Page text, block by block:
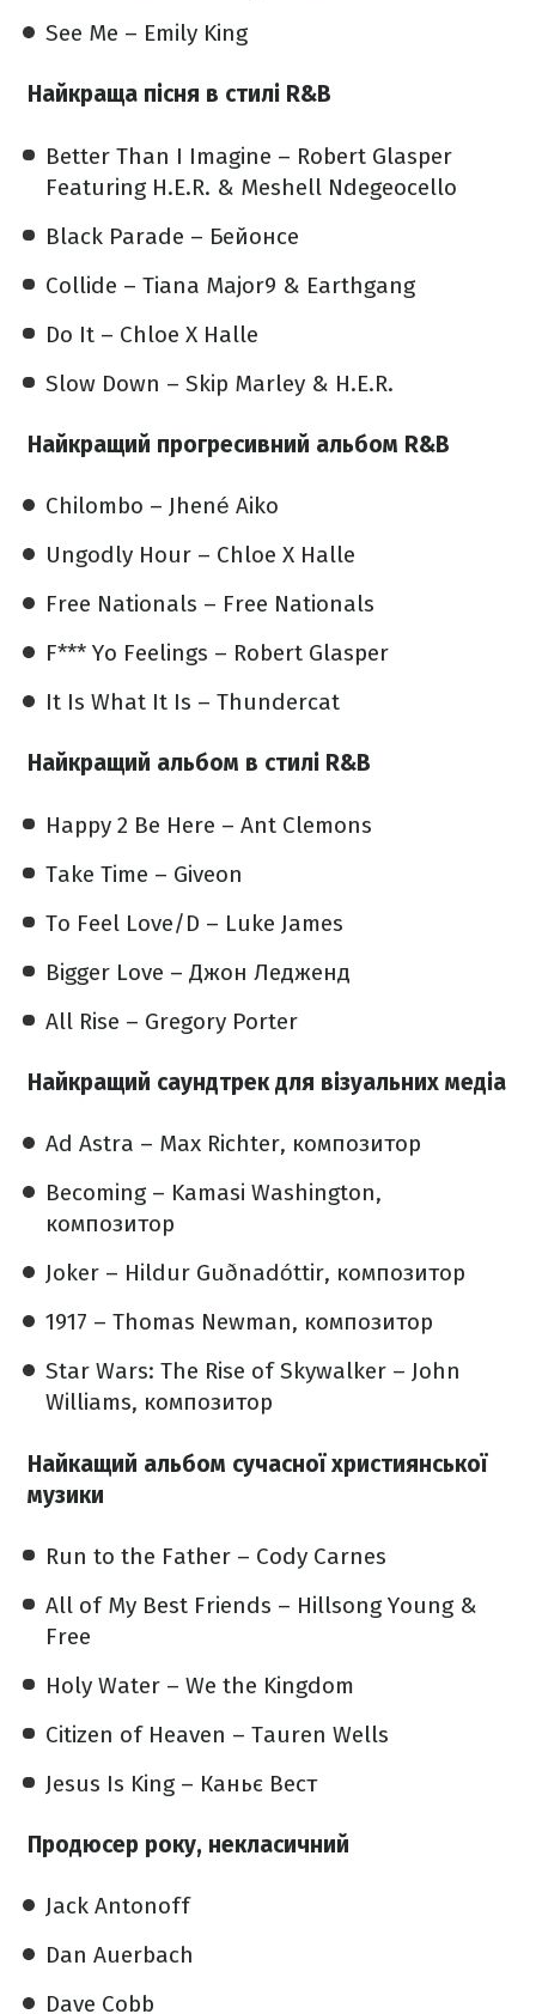
See Me – Emily King
Найкраща пісня в стилі R&B
Better Than I Imagine – Robert Glasper
Featuring H.E.R. & Meshell Ndegeocello
Black Parade – Бейонсе
Collide – Tiana Major9 & Earthgang
Do It – Chloe X Halle
Slow Down – Skip Marley & H.E.R.
Найкращий прогресивний альбом R&B
Chilombo – Jhené Aiko
Ungodly Hour – Chloe X Halle
Free Nationals – Free Nationals
F*** Yo Feelings – Robert Glasper
It Is What It Is – Thundercat
Найкращий альбом в стилі R&B
Happy 2 Be Here – Ant Clemons
Take Time – Giveon
To Feel Love/D – Luke James
Bigger Love – Джон Ледженд
All Rise – Gregory Porter
Найкращий саундтрек для візуальних медіа
Ad Astra – Max Richter, композитор
Becoming – Kamasi Washington,
композитор
Joker – Hildur Guðnadóttir, композитор
1917 – Thomas Newman, композитор
Star Wars: The Rise of Skywalker – John
Williams, композитор
Найкащий альбом сучасної християнської
музики
Run to the Father – Cody Carnes
All of My Best Friends – Hillsong Young &
Free
Holy Water – We the Kingdom
Citizen of Heaven – Tauren Wells
Jesus Is King – Каньє Вест
Продюсер року, некласичний
Jack Antonoff
Dan Auerbach
Dave Cobb